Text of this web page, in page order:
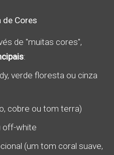
de Cores
de "muitas cores",
:
verde floresta ou cinza
cobre ou tom terra)
off-white
(um tom coral suave,